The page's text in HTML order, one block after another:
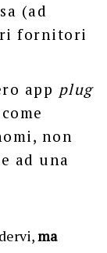
(ad
fornitori
app plug
non
ad una
ma